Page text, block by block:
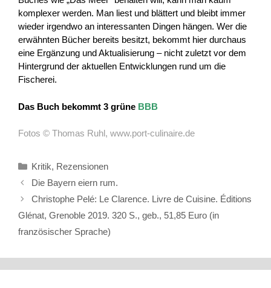
komplexer werden. Man liest und blättert und bleibt immer
wieder irgendwo an interessanten Dingen hängen. Wer die
erwähnten Bücher bereits besitzt, bekommt hier durchaus
eine Ergänzung und Aktualisierung – nicht zuletzt vor dem
Hintergrund der aktuellen Entwicklungen rund um die
Fischerei.
Das Buch bekommt 3 grüne BBB
Fotos © Thomas Ruhl, www.port-culinaire.de
Kategorien
Kritik, Rezensionen
Die Bayern eiern rum.
Christophe Pelé: Le Clarence. Livre de Cuisine. Éditions
Glénat, Grenoble 2019. 320 S., geb., 51,85 Euro (in
französischer Sprache)